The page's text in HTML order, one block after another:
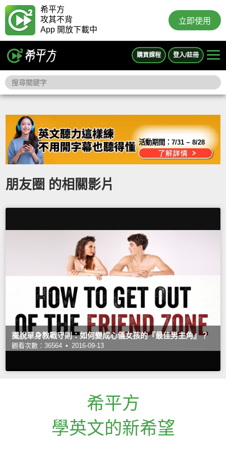
希平方
攻其不背
App 開放下載中
立即使用
購買課程 登入/註冊
活動期間：7/31 ~ 8/28
朋友圈 的相關影片
擺脫單身教戰守則：如何變成心儀女孩的『最佳男主角』？
觀看次數：36564 • 2016-09-13
希平方
學英文的新希望